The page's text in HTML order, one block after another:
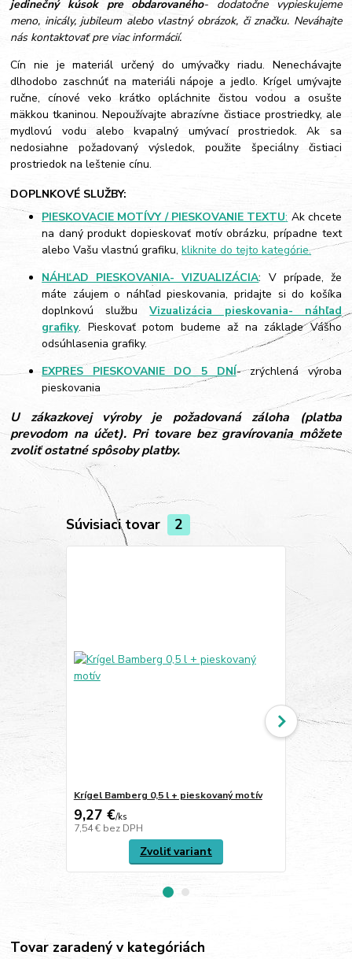
jedinečný kúsok pre obdarovaného- dodatočne vypieskujeme
meno, inicály, jubileum alebo vlastný obrázok, či značku. Neváhajte
nás kontaktovať pre viac informácií.
Cín nie je materiál určený do umývačky riadu. Nenechávajte
dlhodobo zaschnúť na materiáli nápoje a jedlo. Krígel umývajte
ručne, cínové veko krátko opláchnite čistou vodou a osušte
mäkkou tkaninou. Nepoužívajte abrazívne čistiace prostriedky, ale
mydlovú vodu alebo kvapalný umývací prostriedok. Ak sa
nedosiahne požadovaný výsledok, použite špeciálny čistiaci
prostriedok na leštenie cínu.
DOPLNKOVÉ SLUŽBY:
PIESKOVACIE MOTÍVY / PIESKOVANIE TEXTU: Ak chcete
na daný produkt dopieskovať motív obrázku, prípadne text
alebo Vašu vlastnú grafiku,kliknite do tejto kategórie.
NÁHĽAD PIESKOVANIA- VIZUALIZÁCIA: V prípade, že
máte záujem o náhľad pieskovania, pridajte si do košíka
doplnkovú službuVizualizácia pieskovania- náhľad
grafiky. Pieskovať potom budeme až na základe Vášho
odsúhlasenia grafiky.
EXPRES PIESKOVANIE DO 5 DNÍ- zrýchlená výroba
pieskovania
U zákazkovej výroby je požadovaná záloha (platba
prevodom na účet). Pri tovare bez gravírovania môžete
zvoliť ostatné spôsoby platby.
Súvisiaci tovar 2
Krígel Bamberg 0,5 l + pieskovaný motív
9,27 €/ks
7,54 € bez DPH
Zvoliť variant
Krígeľ
Tovar zaradený v kategóriách